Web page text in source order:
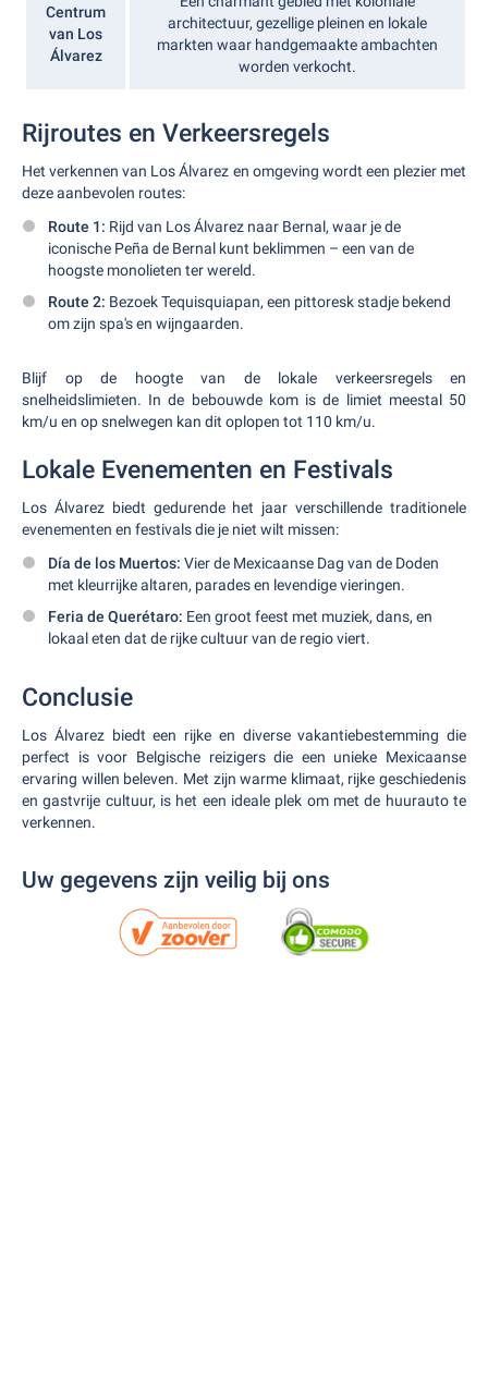
Centrum
van Los
Álvarez
architectuur, gezellige pleinen en lokale
markten waar handgemaakte ambachten
worden verkocht.
Rijroutes en Verkeersregels
Het verkennen van Los Álvarez en omgeving wordt een plezier met
deze aanbevolen routes:
Route 1: Rijd van Los Álvarez naar Bernal, waar je de
iconische Peña de Bernal kunt beklimmen – een van de
hoogste monolieten ter wereld.
Route 2: Bezoek Tequisquiapan, een pittoresk stadje bekend
om zijn spa's en wijngaarden.
Blijf op de hoogte van de lokale verkeersregels en
snelheidslimieten. In de bebouwde kom is de limiet meestal 50
km/u en op snelwegen kan dit oplopen tot 110 km/u.
Lokale Evenementen en Festivals
Los Álvarez biedt gedurende het jaar verschillende traditionele
evenementen en festivals die je niet wilt missen:
Día de los Muertos: Vier de Mexicaanse Dag van de Doden
met kleurrijke altaren, parades en levendige vieringen.
Feria de Querétaro: Een groot feest met muziek, dans, en
lokaal eten dat de rijke cultuur van de regio viert.
Conclusie
Los Álvarez biedt een rijke en diverse vakantiebestemming die
perfect is voor Belgische reizigers die een unieke Mexicaanse
ervaring willen beleven. Met zijn warme klimaat, rijke geschiedenis
en gastvrije cultuur, is het een ideale plek om met de huurauto te
verkennen.
Uw gegevens zijn veilig bij ons